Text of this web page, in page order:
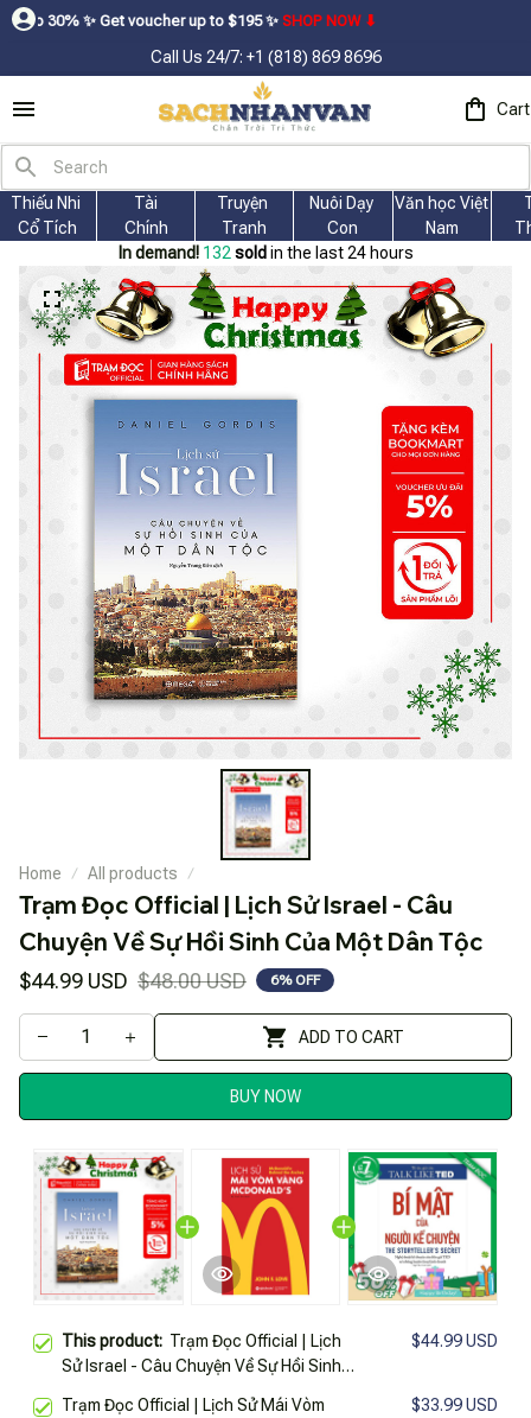
ㅤ Get voucher up to $195ㅤ ✨ㅤSHOP NOW ⬇
Call Us 24/7: +1 (818) 869 8696
Cart
Thiếu Nhi
Cổ Tích
Tài
Chính
Truyện
Tranh
Nuôi Dạy
Con
Văn học Việt
Nam
In demand! 132 sold in the last 24 hours
Home All products
Trạm Đọc Official | Lịch Sử Israel - Câu
Chuyện Về Sự Hồi Sinh Của Một Dân Tộc
$44.99 USD $48.00 USD 6% OFF
ADD TO CART
BUY NOW
This product: Trạm Đọc Official | Lịch
Sử Israel - Câu Chuyện Về Sự Hồi Sinh
$44.99 USD
Trạm Đọc Official | Lịch Sử Mái Vòm
$33.99 USD